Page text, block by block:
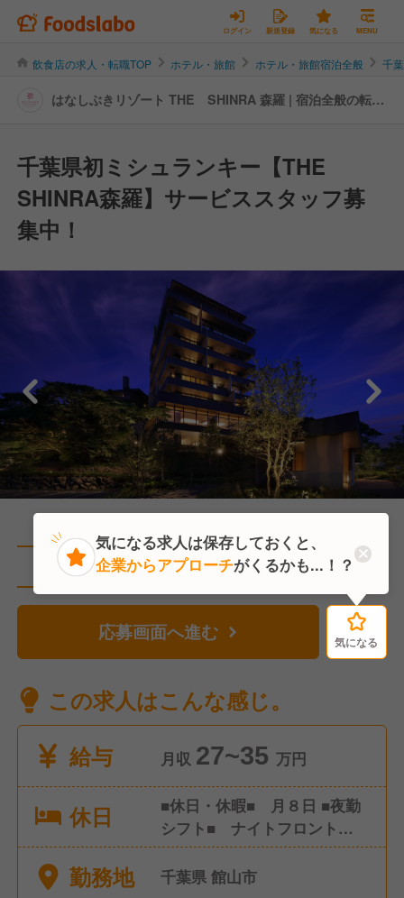
ログイン 新規登録 気になる MENU
飲食店の求人・転職TOP ホテル・旅館 ホテル・旅館宿泊全般 千
はなしぶきリゾート THE SHINRA 森羅 | 宿泊全般の転
千葉県初ミシュランキー【THE
SHINRA森羅】サービススタッフ募
集中！
直近1人がこの求人を検討中
応募画面へ進む 気になる
この求人はこんな感じ。
給与
月収 27~35 万円
休日
■休日・休暇■ 月８日 ■夜勤
シフト■ ナイトフロント以
外、無し ■時間外労働■ 有
り その他リフレッシュ休暇
勤務地 千葉県 館山市
気になる
気になる求人は保存しておくと、
企業からアプローチがくるかも...！？